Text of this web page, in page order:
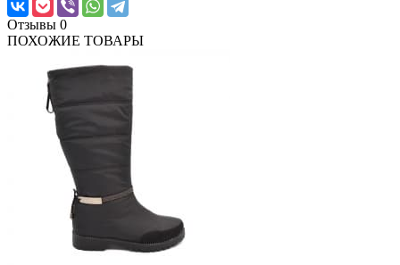
Отзывы 0
ПОХОЖИЕ ТОВАРЫ